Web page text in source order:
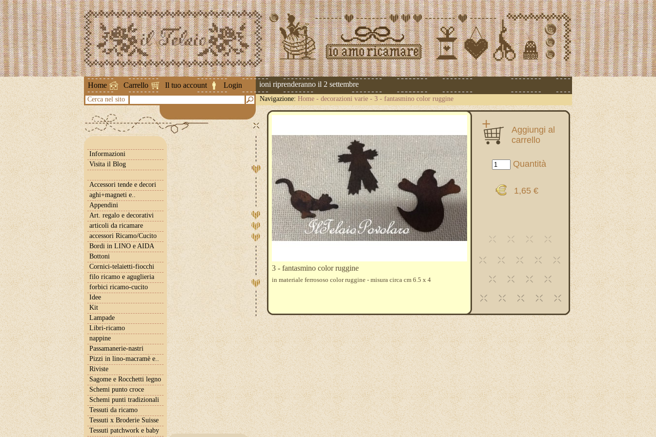
Home Carrello Il tuo account Login
Attenzione ! Le spedizioni riprenderanno il 2 settembre
Cerca nel sito Navigazione: Home - decorazioni varie - 3 - fantasmino color ruggine
Informazioni
Visita il Blog
Accessori tende e decori
aghi+magneti e..
Appendini
Art. regalo e decorativi
articoli da ricamare
accessori Ricamo/Cucito
Bordi in LINO e AIDA
Bottoni
Cornici-telaietti-fiocchi
filo ricamo e aguglieria
forbici ricamo-cucito
Idee
Kit
Lampade
Libri-ricamo
nappine
Passamanerie-nastri
Pizzi in lino-macramè e..
Riviste
Sagome e Rocchetti legno
Schemi punto croce
Schemi punti tradizionali
Tessuti da ricamo
Tessuti x Broderie Suisse
Tessuti patchwork e baby
Aggiungi al
carrello
Quantità
1,65 €
3 - fantasmino color ruggine
in materiale ferrososo color ruggine - misura circa cm 6.5 x 4